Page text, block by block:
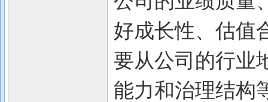
好成长性、估值
要从公司的行业
能力和治理结构